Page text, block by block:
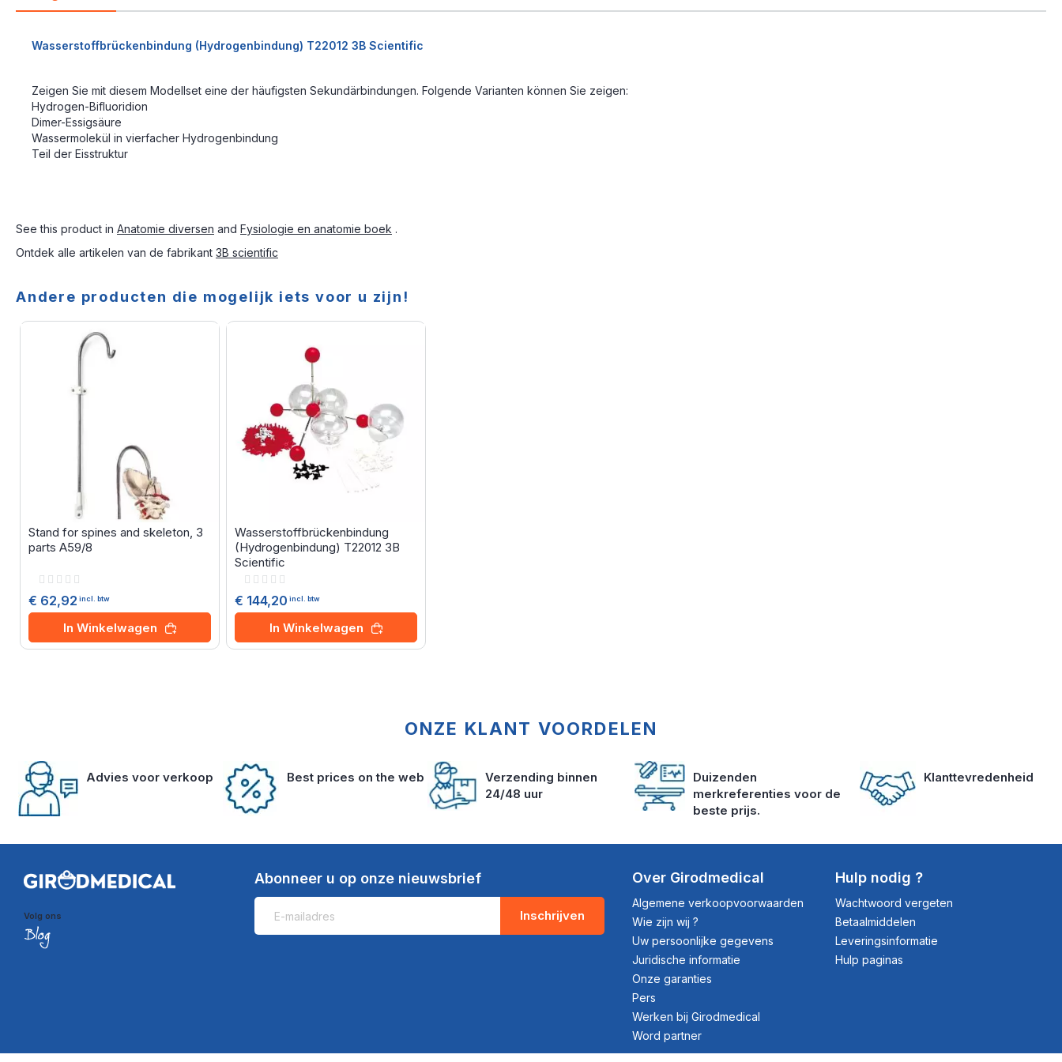
Wasserstoffbrückenbindung (Hydrogenbindung) T22012 3B Scientific
Zeigen Sie mit diesem Modellset eine der häufigsten Sekundärbindungen. Folgende Varianten können Sie zeigen:
Hydrogen-Bifluoridion
Dimer-Essigsäure
Wassermolekül in vierfacher Hydrogenbindung
Teil der Eisstruktur
See this product in Anatomie diversen and Fysiologie en anatomie boek .
Ontdek alle artikelen van de fabrikant 3B scientific
Andere producten die mogelijk iets voor u zijn!
Stand for spines and skeleton, 3
parts A59/8
Rating:
€ 62,92 incl. btw
In Winkelwagen
Wasserstoffbrückenbindung
(Hydrogenbindung) T22012 3B
Scientific
Rating:
€ 144,20 incl. btw
In Winkelwagen
ONZE KLANT VOORDELEN
Advies voor verkoop Best prices on the web
Verzending binnen
24/48 uur
Duizenden
merkreferenties voor de
beste prijs.
Klanttevredenheid
Volg ons
Abonneer u op onze nieuwsbrief
Inschrijven
Over Girodmedical
Algemene verkoopvoorwaarden
Wie zijn wij ?
Uw persoonlijke gegevens
Juridische informatie
Onze garanties
Pers
Werken bij Girodmedical
Word partner
Hulp nodig ?
Wachtwoord vergeten
Betaalmiddelen
Leveringsinformatie
Hulp paginas